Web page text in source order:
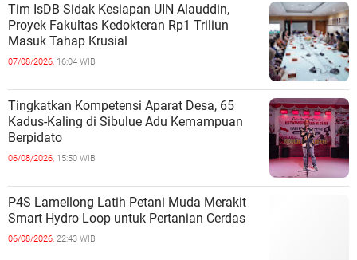
Tim IsDB Sidak Kesiapan UIN Alauddin,
Proyek Fakultas Kedokteran Rp1 Triliun
Masuk Tahap Krusial
07/08/2026, 16:04 WIB
Tingkatkan Kompetensi Aparat Desa, 65
Kadus-Kaling di Sibulue Adu Kemampuan
Berpidato
06/08/2026, 15:50 WIB
P4S Lamellong Latih Petani Muda Merakit
Smart Hydro Loop untuk Pertanian Cerdas
06/08/2026, 22:43 WIB